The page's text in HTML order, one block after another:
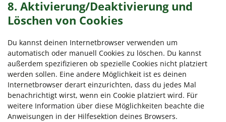
8. Aktivierung/Deaktivierung und
Löschen von Cookies
Du kannst deinen Internetbrowser verwenden um
automatisch oder manuell Cookies zu löschen. Du kannst
außerdem spezifizieren ob spezielle Cookies nicht platziert
werden sollen. Eine andere Möglichkeit ist es deinen
Internetbrowser derart einzurichten, dass du jedes Mal
benachrichtigt wirst, wenn ein Cookie platziert wird. Für
weitere Information über diese Möglichkeiten beachte die
Anweisungen in der Hilfesektion deines Browsers.